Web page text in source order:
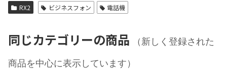
RX2 ビジネスフォン 電話機
同じカテゴリーの商品
（新しく登録された
商品を中心に表示しています）